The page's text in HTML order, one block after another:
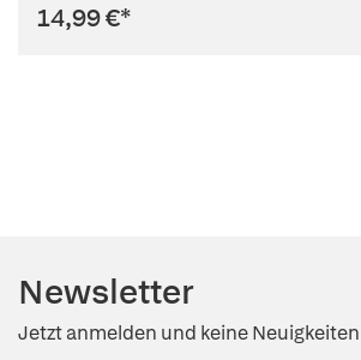
14,99 €*
Newsletter
Jetzt anmelden und keine